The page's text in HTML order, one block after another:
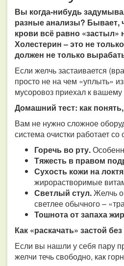
Вы когда-нибудь
разные анализы? Бывает,
крови всё равно
Холестерин – это не
должен не только
Если желчь застаивается
просто не на чем «уплыть»
мусоровоз приехал к
Домашний тест: как
Вам не нужно сложное
система очистки работает со
Горечь во рту.
Тяжесть в правом
Сухость кожи на
жирорастворимые
Светлый стул.Желчь
светлее обычного –
Тошнота от запаха
Как «раскачать» застой
Если вы нашли у себя пару
желчи течь свободно, как